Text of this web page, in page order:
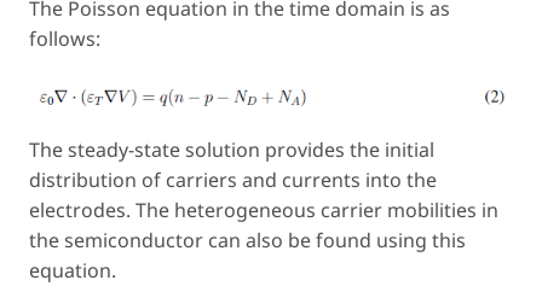
The Poisson equation in the time domain is as
follows:
The steady-state solution provides the initial
distribution of carriers and currents into the
electrodes. The heterogeneous carrier mobilities in
the semiconductor can also be found using this
equation.